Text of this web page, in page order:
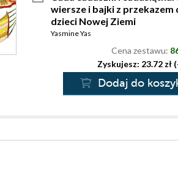
wiersze i bajki z przekazem
dzieci Nowej Ziemi
Yasmine Yas
Cena zestawu:
Zyskujesz: 23.72 zł
Dodaj do